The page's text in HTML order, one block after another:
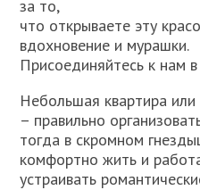
за то,
что открываете эту
вдохновение и мурашки.
Присоединяйтесь к нам
Небольшая квартира
– правильно
тогда в скромном
комфортно жить и
устраивать